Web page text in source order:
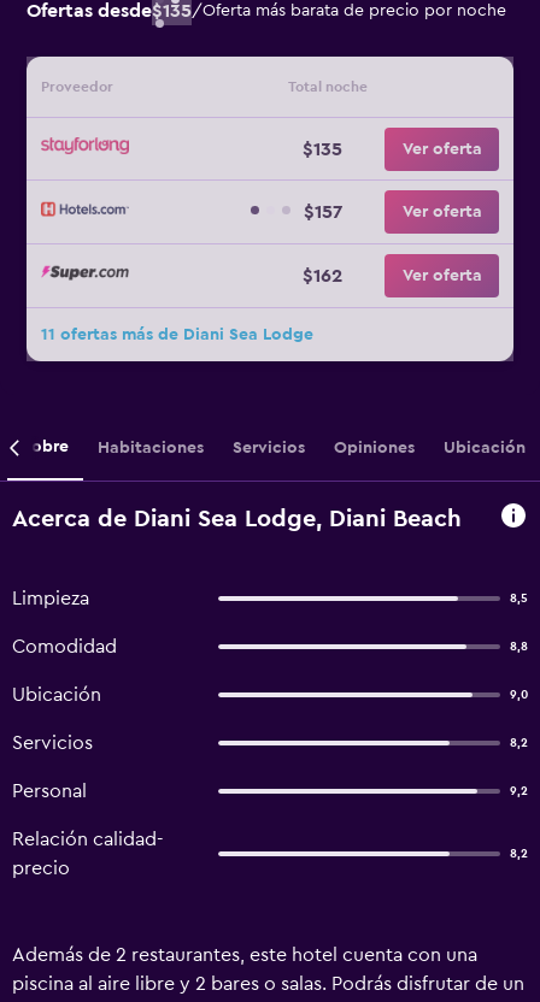
Ofertas desde$135/Oferta más barata de precio por noche
Proveedor Total noche
$135 Ver oferta
$157 Ver oferta
$162 Ver oferta
11 ofertas más de Diani Sea Lodge
Sobre Habitaciones Servicios Opiniones Ubicación
Acerca de Diani Sea Lodge, Diani Beach
Limpieza 8,5
Comodidad 8,8
Ubicación 9,0
Servicios 8,2
Personal 9,2
Relación calidad-
precio
8,2
Además de 2 restaurantes, este hotel cuenta con una
piscina al aire libre y 2 bares o salas. Podrás disfrutar de un